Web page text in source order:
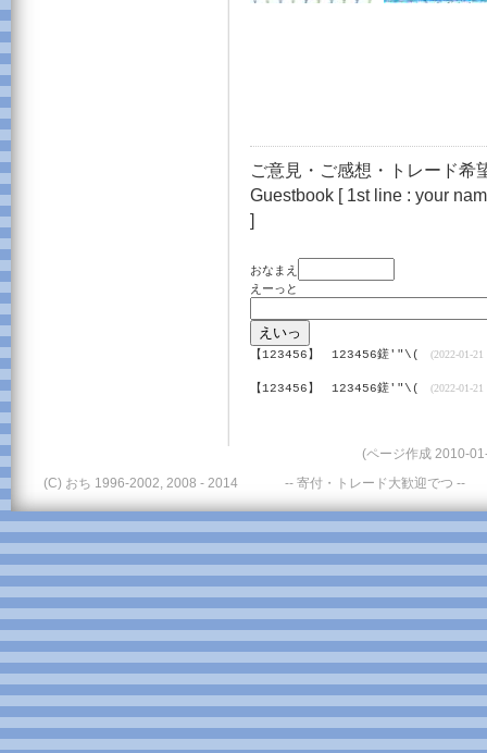
ご意見・ご感想・トレード
Guestbook [ 1st line : your
]
おなまえ
えーっと
【123456】 123456鎈'"\( (2022-01-21
【123456】 123456鎈'"\( (2022-01-21
(ページ作成 2010-
(C) おち 1996-2002, 2008 - 2014
-- 寄付・トレード大歓迎でつ --